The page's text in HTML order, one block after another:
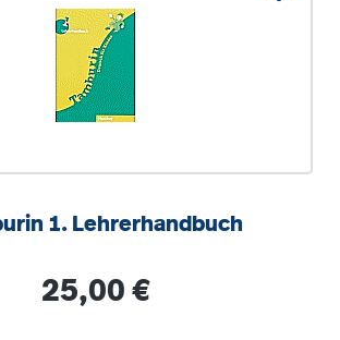
1. Lehrerhandbuch
Regulärer Preis:
25,00 €